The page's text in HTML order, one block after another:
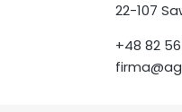
22-107
+48 82